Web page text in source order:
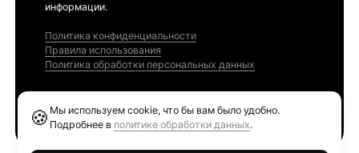
информации.
Политика конфиденциальности
Правила использования
Политика обработки персональных данных
🍪 Мы используем cookie, что бы вам было удобно.
Подробнее в политике обработки данных.
Ethereum GAS Tracker